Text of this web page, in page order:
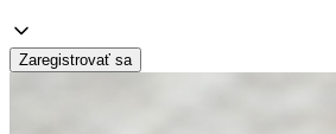
Zaregistrovať sa